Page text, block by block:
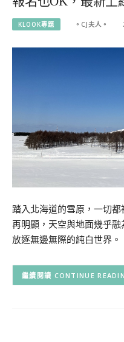
KLOOK專題 。CJ夫人。
踏入北海道的雪原，一切
再明顯，天空與地面幾乎
放逐無邊無際的純白世界
CONTINUE